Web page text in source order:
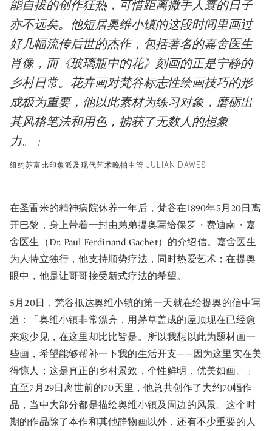
能自拔的创作狂热，可惜距离撒手人寰的日子
亦不远矣。他短居奥维小镇的这段时间里画过
好几幅流传后世的杰作，包括著名的嘉舍医生
肖像，而《玻璃瓶中的花》刻画的正是宁静的
乡村日常。花卉画对梵谷标志性绘画技巧的形
成极为重要，他以此素材为练习对象，磨砺出
其风格笔法和用色，掳获了无数人的想象
力。」
纽约苏富比印象派及现代艺术晚拍主管 JULIAN DAWES
在圣雷米的精神病院休养一年后，梵谷在1890年5月20日离
开巴黎，身上带着一封由弟弟提奥写给保罗・费迪南・嘉
舍医生（Dr. Paul Ferdinand Gachet）的介绍信。嘉舍医生
为人特立独行，他支持顺势疗法，同时热爱艺术；在提奥
眼中，他是让哥哥接受新式疗法的希望。
5月20日，梵谷抵达奥维小镇的第一天就在给提奥的信中写
道：「奥维小镇非常漂亮，用茅草盖成的屋顶现在已经愈
来愈少见，在这里却比比皆是。所以我想以此为题材画一
些画，希望能够帮补一下我的生活开支——因为这里实在美
得惊人；这是真正的乡村景致，个性鲜明，优美如画。」
直至7月29日离世前的70天里，他总共创作了大约70幅作
品，当中大部分都是描绘奥维小镇及周边的风景。这个时
期的作品除了本作和其他静物画以外，还有不少重要的人